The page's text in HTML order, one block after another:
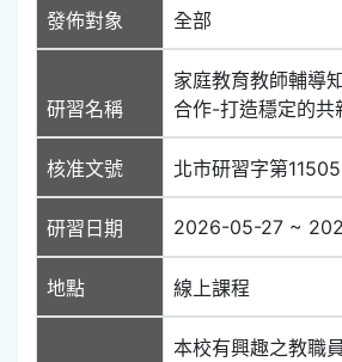
發佈對象 全部
研習名稱
家庭教育教師輔導
合作-打造穩定的共
核准文號 北市研習字第
研習日期 2026-05-27 ~
地點 線上課程
本校有興趣之教職